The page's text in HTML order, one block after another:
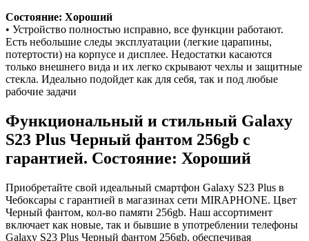
Состояние: Хороший
• Устройство полностью исправно, все функции работают.
Есть небольшие следы эксплуатации (легкие царапины,
потертости) на корпусе и дисплее. Недостатки касаются
только внешнего вида и их легко скрывают чехлы и защитные
стекла. Идеально подойдет как для себя, так и под любые
рабочие задачи
Функциональный и стильный Galaxy
S23 Plus Черный фантом 256gb с
гарантией. Состояние: Хороший
Приобретайте свой идеальный смартфон Galaxy S23 Plus в
Чебоксары с гарантией в магазинах сети MIRAPHONE. Цвет
Черный фантом, кол-во памяти 256gb. Наш ассортимент
включает как новые, так и бывшие в употреблении телефоны
Galaxy S23 Plus Черный фантом 256gb, обеспечивая